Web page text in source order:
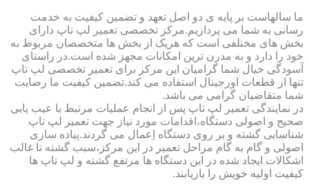
ما سالهاست بر پایه ی دو اصل تعهد و تضمین کیفیت به خدمت
رسانی به شما می پردازیم.مرکز تخصصی تعمیر لپ تاپ دارای
بخش های مختلفی است که هریک از بخش ها متخصصان مربوط به
خود را دارد و به مدرن ترین امکانات مجهز شده است.در راستای
آسودگی خیال شما گرامیان این مرکز برای تعمیر تخصصی لپ تاپ
تنها از قطعات اورجینال استفاده می کند.تضمین کیفیت ما رضایت
شما متقاضیان گرامی می باشد.
در نمایندگی تعمیر لپ تاپ پس از انجام عملیات مرتبط با عیب یابی
صحیح و اصولی دستگاه،اقدامات مورد نیاز جهت تعمیر لپ تاپ
شناسایی گشته و بر روی دستگاه اِعمال می گردند.پیاده سازی
اصولی و گام به گام مراحل تعمیر در این مرکز،سبب گشته تا غالب
اشکالات ایجاد شده در این دستگاه ها مرتفع گشته و لپ تاپ ها
کیفیت اولیه خویش را بازیابند.